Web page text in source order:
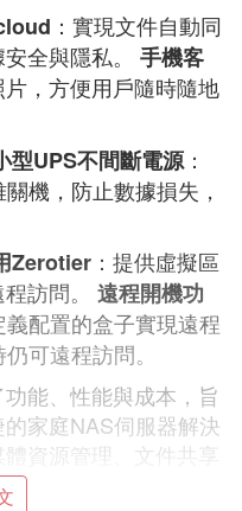
：實現文件自動同
全與隱私。 手機客
片，方便用戶隨時隨地
型UPS不間斷電源 ：
機，防止數據損失，
Zerotier ：提供虛擬區
訪問。 遠程開機功
配置的盒子實現遠程
可遠程訪問。
能、性能與成本，旨
家庭NAS伺服器解決
資源管理、文件共享